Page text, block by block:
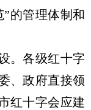
的管理体制和
。各级红十字
、政府直接领
红十字会应建